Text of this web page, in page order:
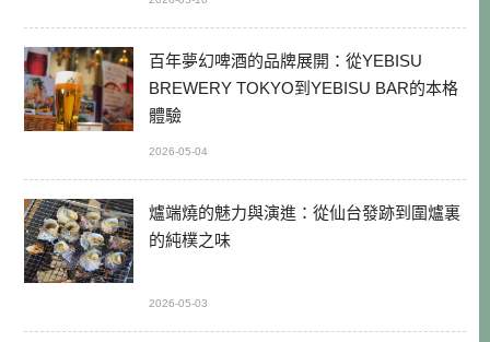
百年夢幻啤酒的品牌展開：從YEBISU
BREWERY TOKYO到YEBISU BAR的本格
體驗
2026-05-04
爐端燒的魅力與演進：從仙台發跡到圍爐裏
的純樸之味
2026-05-03